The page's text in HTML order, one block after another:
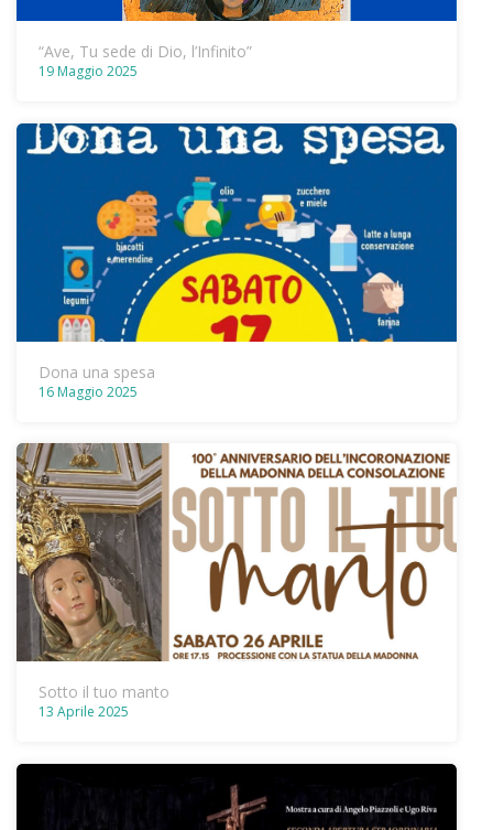
“Ave, Tu sede di Dio, l’Infinito”
19 Maggio 2025
Dona una spesa
16 Maggio 2025
Sotto il tuo manto
13 Aprile 2025